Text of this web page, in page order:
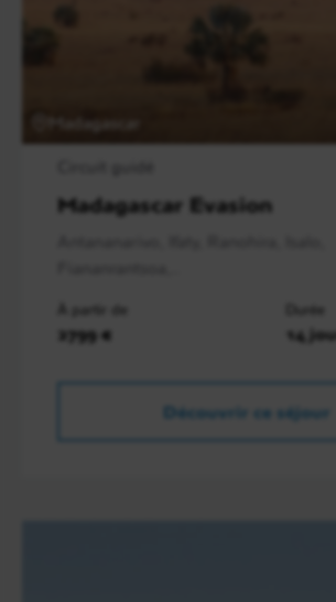
Madagascar
Madagascar Evasion
À partir de
2799 €
Durée
14
Découvrir ce séjour